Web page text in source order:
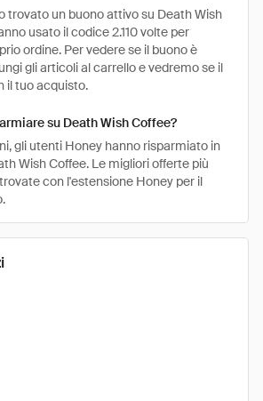
trovato un buono attivo su Death Wish
usato il codice 2.110 volte per
ordine. Per vedere se il buono è
gli articoli al carrello e vedremo se il
il tuo acquisto.
su Death Wish Coffee?
gli utenti Honey hanno risparmiato in
Wish Coffee. Le migliori offerte più
con l'estensione Honey per il